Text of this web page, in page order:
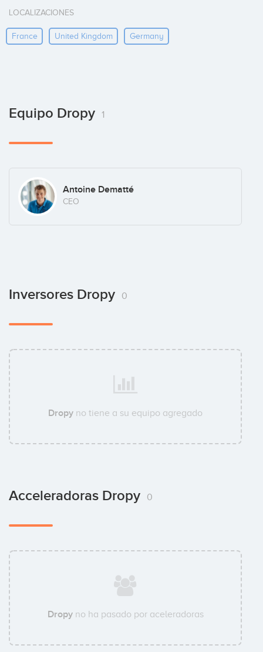
LOCALIZACIONES
France United Kingdom Germany
Equipo Dropy 1
Antoine Dematté
CEO
Inversores Dropy 0
Dropy no tiene a su equipo agregado
Acceleradoras Dropy 0
Dropyno ha pasado por aceleradoras